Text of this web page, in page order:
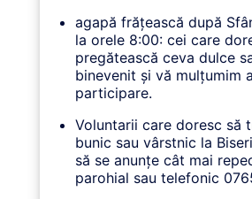
agapă frățească după
la orele 8:00: cei care
pregătească ceva dulce
binevenit și vă mulțumim
participare.
Voluntarii care doresc să
bunic sau vârstnic la
să se anunțe cât mai
parohial sau telefonic